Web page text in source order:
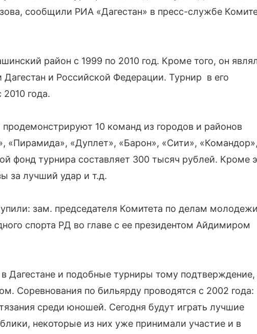
сообщили РИА «Дагестан» в пресс-службе
район с 1999 по 2010 год. Кроме того, он
и Российской Федерации. Турнир в его
года.
10 команд из городов и районов
«Пирамида», «Дуплет», «Барон», «Сити», «Командор»,
фонд турнира составляет 300 тысяч рублей. Кроме
за лучший удар и т.д.
зам. председателя Комитета по делам
спорта РД во главе с ее президентом Айдимиром
Дагестане и подобные турниры тому подтверждение,
Соревнования по бильярду проводятся с 2002 года:
среди юношей. Сегодня будут играть лучшие
некоторые из них уже принимали участие и в